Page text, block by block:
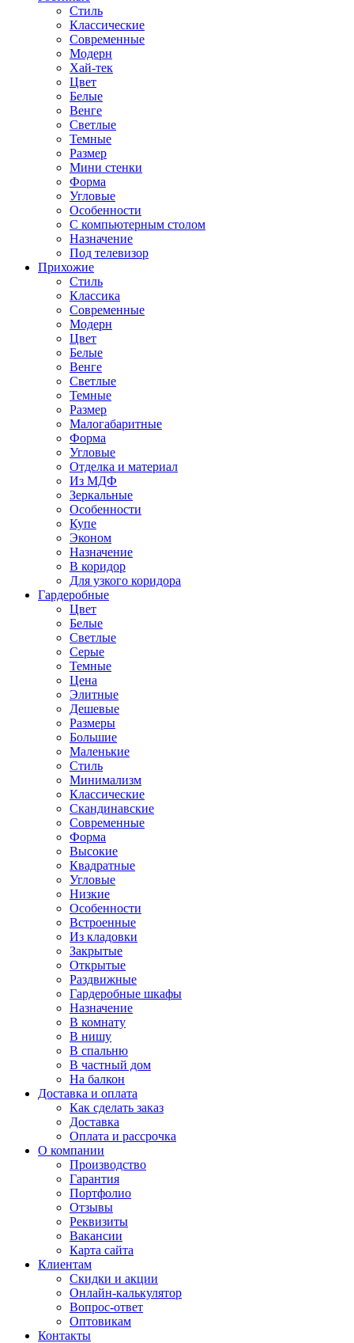
Стиль
Классические
Современные
Модерн
Хай-тек
Цвет
Белые
Венге
Светлые
Темные
Размер
Мини стенки
Форма
Угловые
Особенности
С компьютерным столом
Назначение
Под телевизор
Прихожие
Стиль
Классика
Современные
Модерн
Цвет
Белые
Венге
Светлые
Темные
Размер
Малогабаритные
Форма
Угловые
Отделка и материал
Из МДФ
Зеркальные
Особенности
Купе
Эконом
Назначение
В коридор
Для узкого коридора
Гардеробные
Цвет
Белые
Светлые
Серые
Темные
Цена
Элитные
Дешевые
Размеры
Большие
Маленькие
Стиль
Минимализм
Классические
Скандинавские
Современные
Форма
Высокие
Квадратные
Угловые
Низкие
Особенности
Встроенные
Из кладовки
Закрытые
Открытые
Раздвижные
Гардеробные шкафы
Назначение
В комнату
В нишу
В спальню
В частный дом
На балкон
Доставка и оплата
Как сделать заказ
Доставка
Оплата и рассрочка
О компании
Производство
Гарантия
Портфолио
Отзывы
Реквизиты
Вакансии
Карта сайта
Клиентам
Скидки и акции
Онлайн-калькулятор
Вопрос-ответ
Оптовикам
Контакты